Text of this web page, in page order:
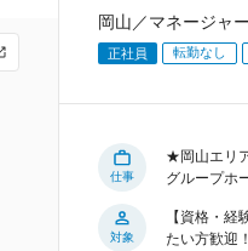
岡山／マネージャ
正社員 転勤なし
仕事
★岡山エリ
グループホ
対象
【資格・
たい方歓迎